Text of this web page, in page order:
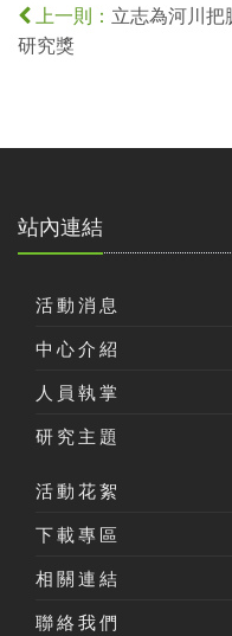
上一則： 立志為河川把
研究獎
站內連結
活動消息
中心介紹
人員執掌
研究主題
活動花絮
下載專區
相關連結
聯絡我們